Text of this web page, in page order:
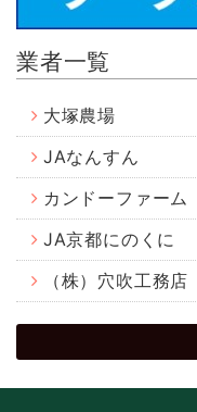
業者一覧
大塚農場
JAなんすん
カンドーファーム
JA京都にのくに
（株）穴吹工務店